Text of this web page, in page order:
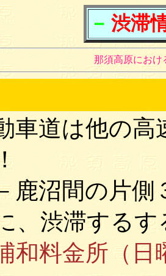
－ 渋滞
那須高原におけ
車道は他の高
鹿沼間の片側
、渋滞する
和料金所（日